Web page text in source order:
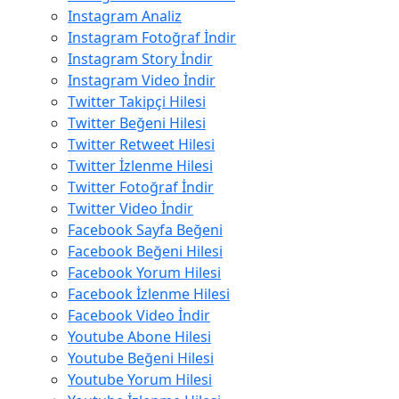
Instagram Analiz
Instagram Fotoğraf İndir
Instagram Story İndir
Instagram Video İndir
Twitter Takipçi Hilesi
Twitter Beğeni Hilesi
Twitter Retweet Hilesi
Twitter İzlenme Hilesi
Twitter Fotoğraf İndir
Twitter Video İndir
Facebook Sayfa Beğeni
Facebook Beğeni Hilesi
Facebook Yorum Hilesi
Facebook İzlenme Hilesi
Facebook Video İndir
Youtube Abone Hilesi
Youtube Beğeni Hilesi
Youtube Yorum Hilesi